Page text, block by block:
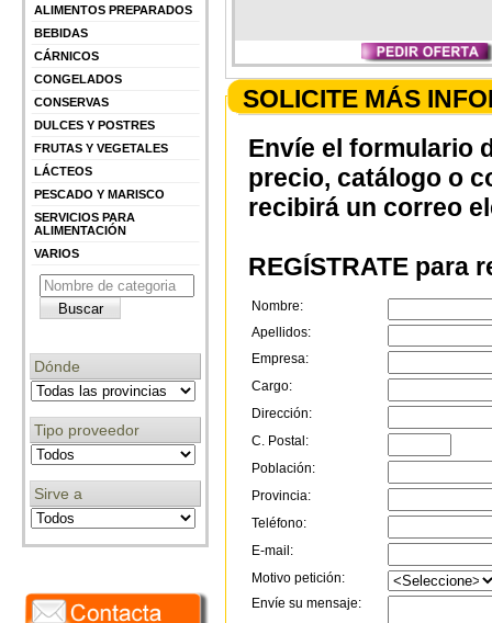
ALIMENTOS PREPARADOS
BEBIDAS
CÁRNICOS
CONGELADOS
CONSERVAS
DULCES Y POSTRES
FRUTAS Y VEGETALES
LÁCTEOS
PESCADO Y MARISCO
SERVICIOS PARA
ALIMENTACIÓN
VARIOS
Dónde
Tipo proveedor
Sirve a
SOLICITE MÁS
Envíe el formulario
precio, catálogo o
recibirá un correo
REGÍSTRATE para
Nombre:
Apellidos:
Empresa:
Cargo:
Dirección:
C. Postal:
Población:
Provincia:
Teléfono:
E-mail:
Motivo petición:
Envíe su mensaje: